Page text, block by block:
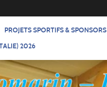
PROJETS SPORTIFS & SPONSORS
2026